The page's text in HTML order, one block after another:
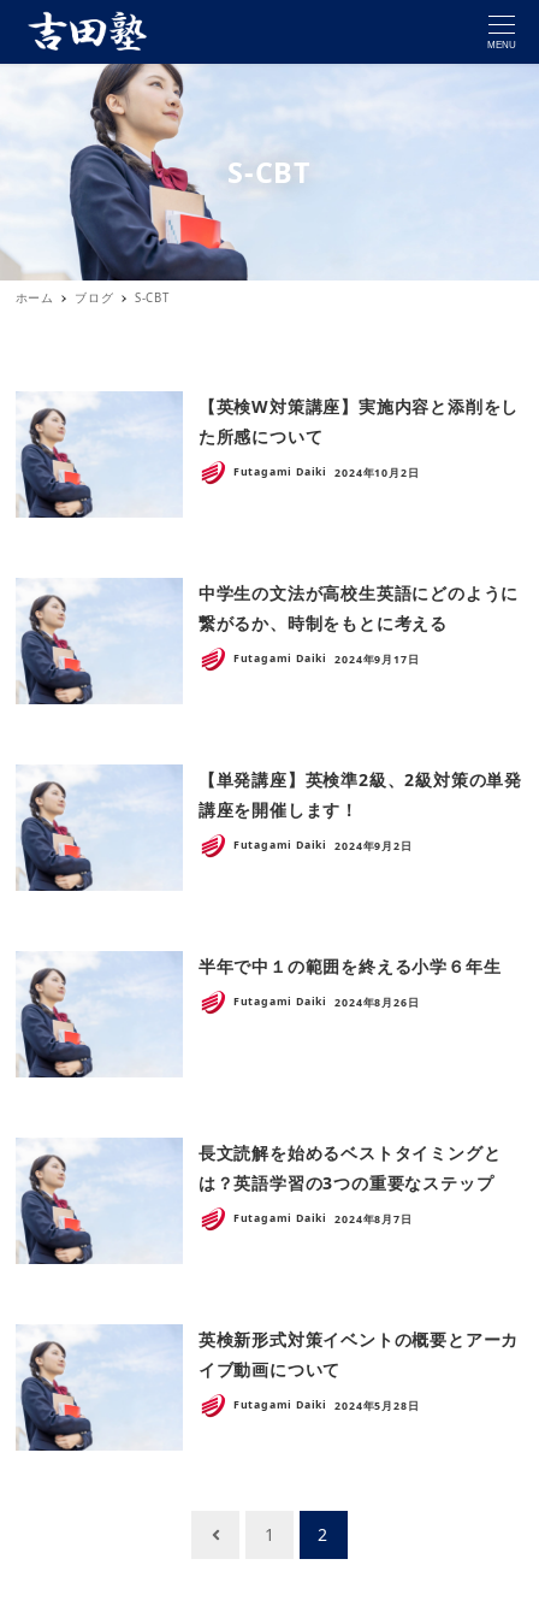
MENU
S-CBT
ホーム ブログ S-CBT
【英検W対策講座】実施内容と添削をし
た所感について
Futagami Daiki 2024年10月2日
中学生の文法が高校生英語にどのように
繋がるか、時制をもとに考える
Futagami Daiki 2024年9月17日
【単発講座】英検準2級、2級対策の単発
講座を開催します！
Futagami Daiki 2024年9月2日
半年で中１の範囲を終える小学６年生
Futagami Daiki 2024年8月26日
長文読解を始めるベストタイミングと
は？英語学習の3つの重要なステップ
Futagami Daiki 2024年8月7日
英検新形式対策イベントの概要とアーカ
イブ動画について
Futagami Daiki 2024年5月28日
1 2